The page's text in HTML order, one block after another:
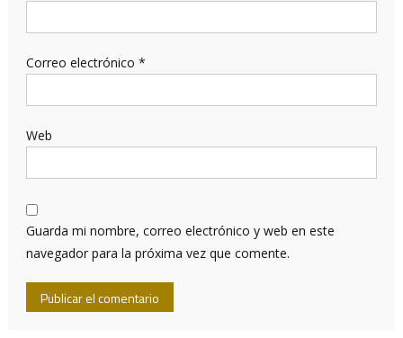
Correo electrónico *
Web
Guarda mi nombre, correo electrónico y web en este
navegador para la próxima vez que comente.